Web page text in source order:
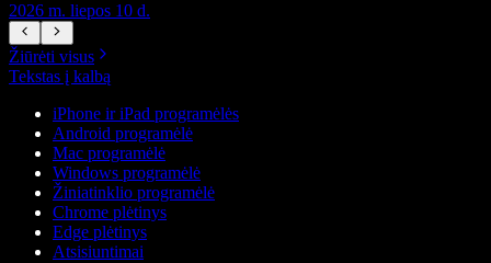
2026 m. liepos 10 d.
Žiūrėti visus
Tekstas į kalbą
iPhone ir iPad programėlės
Android programėlė
Mac programėlė
Windows programėlė
Žiniatinklio programėlė
Chrome plėtinys
Edge plėtinys
Atsisiuntimai